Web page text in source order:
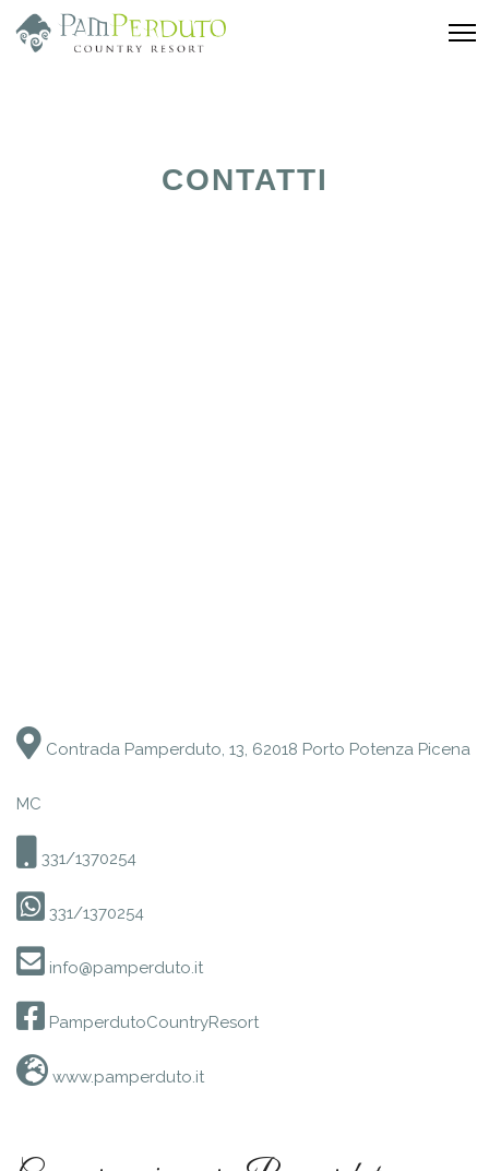
CONTATTI
Contrada Pamperduto, 13, 62018 Porto Potenza Picena
MC
331/1370254
331/1370254
info@pamperduto.it
PamperdutoCountryResort
www.pamperduto.it